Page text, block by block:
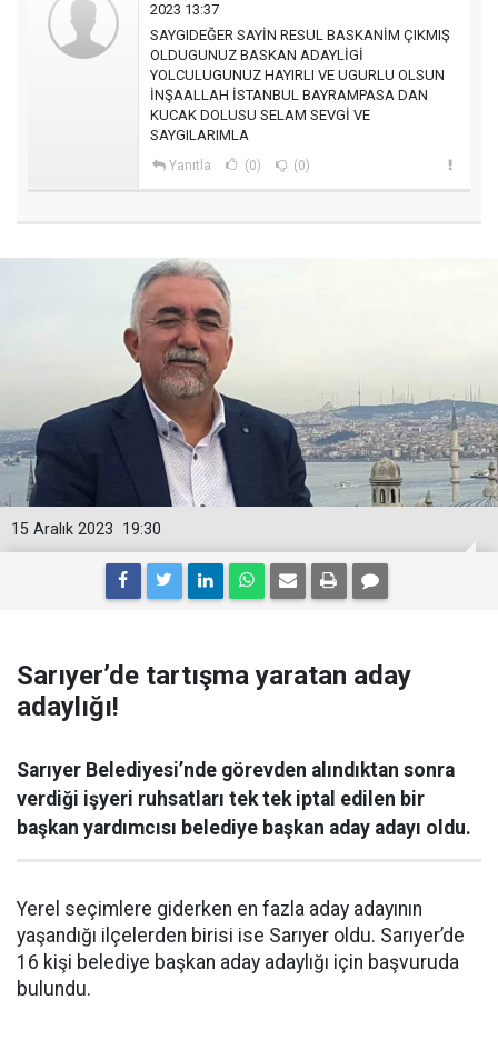
2023 13:37
SAYGIDEĞER SAYİN RESUL BASKANİM ÇIKMIŞ
OLDUGUNUZ BASKAN ADAYLİGİ
YOLCULUGUNUZ HAYIRLI VE UGURLU OLSUN
İNŞAALLAH İSTANBUL BAYRAMPASA DAN
KUCAK DOLUSU SELAM SEVGİ VE
SAYGILARIMLA
Yanıtla (0) (0)
19:30
15 Aralık 2023
Sarıyer’de tartışma yaratan aday
adaylığı!
Sarıyer Belediyesi’nde görevden alındıktan sonra
verdiği işyeri ruhsatları tek tek iptal edilen bir
başkan yardımcısı belediye başkan aday adayı oldu.
Yerel seçimlere giderken en fazla aday adayının
yaşandığı ilçelerden birisi ise Sarıyer oldu. Sarıyer’de
16 kişi belediye başkan aday adaylığı için başvuruda
bulundu.